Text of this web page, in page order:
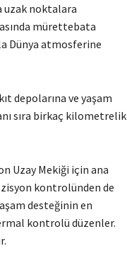
uzak noktalara
mürettebata
Dünya atmosferine
depolarına ve yaşam
sıra birkaç kilometrelik
Uzay Mekiği için ana
kontrolünden de
desteğinin en
kontrolü düzenler.